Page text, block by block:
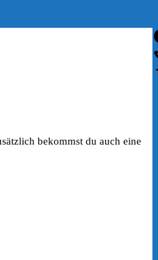
bekommst du auch eine